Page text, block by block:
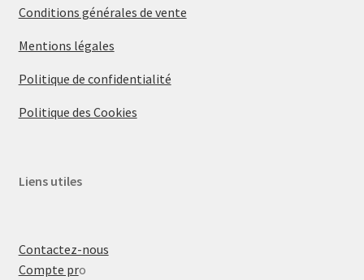
Conditions générales de vente
Mentions légales
Politique de confidentialité
Politique des Cookies
Liens utiles
Contactez-nous
Compte pro